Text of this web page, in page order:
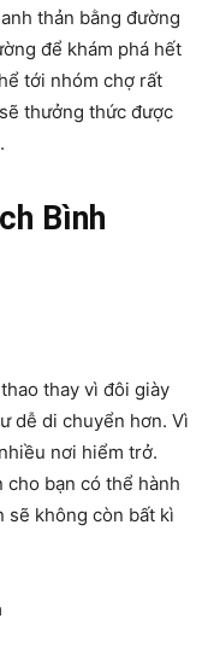
thản bằng đường
để khám phá hết
tới nhóm chợ rất
thưởng thức được
Bình
thay vì đôi giày
dễ di chuyển hơn. Vì
nơi hiểm trở.
bạn có thể hành
sẽ không còn bất kì